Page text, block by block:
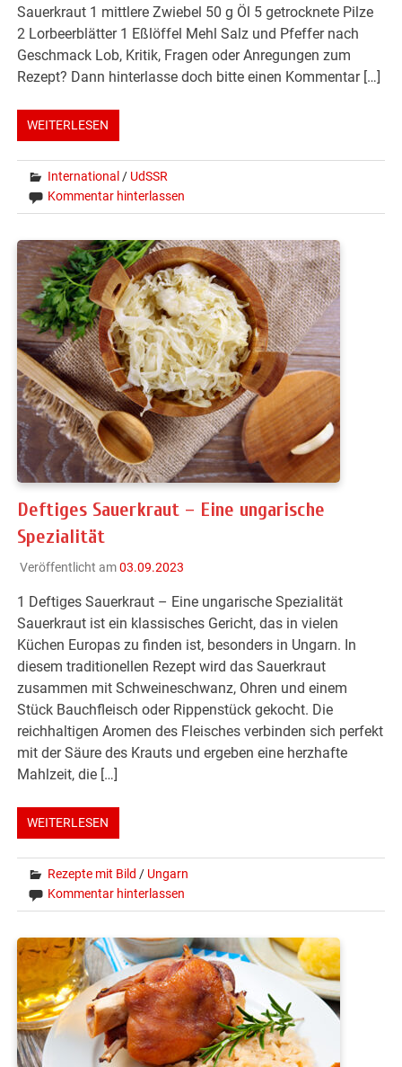
Sauerkraut 1 mittlere Zwiebel 50 g Öl 5 getrocknete Pilze
2 Lorbeerblätter 1 Eßlöffel Mehl Salz und Pfeffer nach
Geschmack Lob, Kritik, Fragen oder Anregungen zum
Rezept? Dann hinterlasse doch bitte einen Kommentar […]
WEITERLESEN
International / UdSSR
Kommentar hinterlassen
Deftiges Sauerkraut – Eine ungarische
Spezialität
Veröffentlicht am03.09.2023
1 Deftiges Sauerkraut – Eine ungarische Spezialität
Sauerkraut ist ein klassisches Gericht, das in vielen
Küchen Europas zu finden ist, besonders in Ungarn. In
diesem traditionellen Rezept wird das Sauerkraut
zusammen mit Schweineschwanz, Ohren und einem
Stück Bauchfleisch oder Rippenstück gekocht. Die
reichhaltigen Aromen des Fleisches verbinden sich perfekt
mit der Säure des Krauts und ergeben eine herzhafte
Mahlzeit, die […]
WEITERLESEN
Rezepte mit Bild / Ungarn
Kommentar hinterlassen